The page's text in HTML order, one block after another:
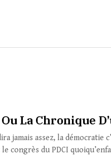
La Chronique
jamais assez, la démocratie
congrès du PDCI